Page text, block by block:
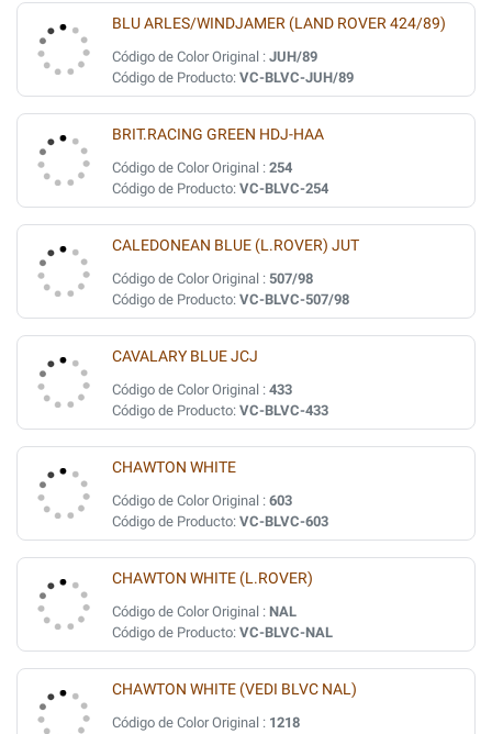
BLU ARLES/WINDJAMER (LAND ROVER 424/89)
Código de Color Original : JUH/89
Código de Producto: VC-BLVC-JUH/89
BRIT.RACING GREEN HDJ-HAA
Código de Color Original : 254
Código de Producto: VC-BLVC-254
CALEDONEAN BLUE (L.ROVER) JUT
Código de Color Original : 507/98
Código de Producto: VC-BLVC-507/98
CAVALARY BLUE JCJ
Código de Color Original : 433
Código de Producto: VC-BLVC-433
CHAWTON WHITE
Código de Color Original : 603
Código de Producto: VC-BLVC-603
CHAWTON WHITE (L.ROVER)
Código de Color Original : NAL
Código de Producto: VC-BLVC-NAL
CHAWTON WHITE (VEDI BLVC NAL)
Código de Color Original : 1218